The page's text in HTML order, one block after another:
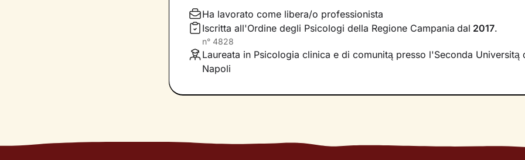
Non solo: sviluppando nuovi pensieri e comportamenti, potrai vivere il tuo
maniera più soddisfacente e serena.
Daremo il via a un cammino che ti condurrà su strade mai percorse prima,
benessere che desideri.
Ha lavorato come libera/o professionista
Iscritta all'Ordine degli Psicologi della Regione Campania dal 2017.
n° 4828
Laureata in Psicologia clinica e di comunitą presso l'Seconda Universitą
Napoli